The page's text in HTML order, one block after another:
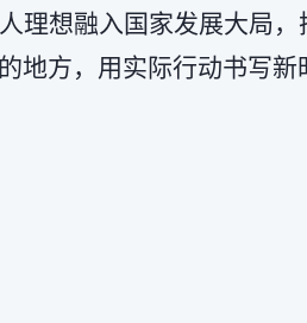
理想融入国家发展大局
地方，用实际行动书写新